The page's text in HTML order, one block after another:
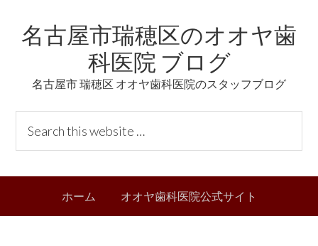
links
primary
content
primary
名古屋市瑞穂区のオオヤ歯
科医院 ブログ
名古屋市 瑞穂区 オオヤ歯科医院のスタッフブログ
Header
Right
navigation
ホーム オオヤ歯科医院公式サイト